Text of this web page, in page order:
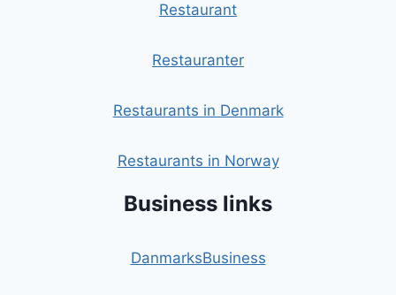
Restaurant
Restauranter
Restaurants in Denmark
Restaurants in Norway
Business links
DanmarksBusiness